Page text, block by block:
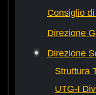
Consiglio
Direzione
Direzione
Struttura
UTG-I